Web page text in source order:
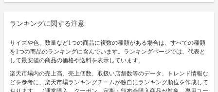
ランキングに関する注意
サイズや色、数量など1つの商品に複数の種類がある場合は、すべての種類
を1つの商品のランキングに含んでいます。ランキングページでは、代表と
して最安値の商品の価格や送料を表示しています。
楽天市場内の売上高、売上個数、取扱い店舗数等のデータ、トレンド情報な
どを参考に、楽天市場ランキングチームが独自にランキング順位を作成して